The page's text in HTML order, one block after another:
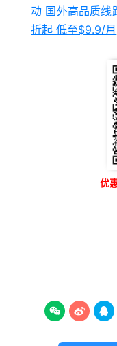
动 国外高品质线
折起 低至$9.9/月
优
  